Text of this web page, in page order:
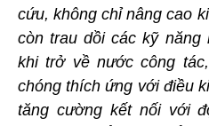
cứu, không chỉ nâng cao
còn trau dồi các kỹ năng
khi trở về nước công
chóng thích ứng với điều
tăng cường kết nối với